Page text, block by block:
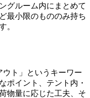
グルーム内にまとめて
最小限のもののみ持ち
。
ウト」というキーワー
ポイント、テント内・
物量に応じた工夫、そ